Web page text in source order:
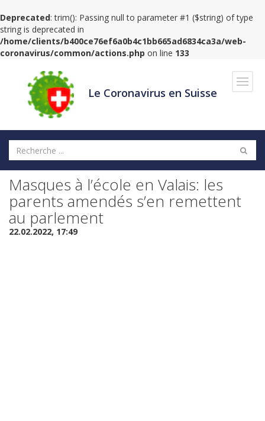
Deprecated: trim(): Passing null to parameter #1 ($string) of type
string is deprecated in
/home/clients/b400ce76ef6a0b4c1bb665ad6834ca3a/web-
coronavirus/common/actions.php on line 133
Le Coronavirus en Suisse
Masques à l’école en Valais: les
parents amendés s’en remettent
au parlement
22.02.2022, 17:49